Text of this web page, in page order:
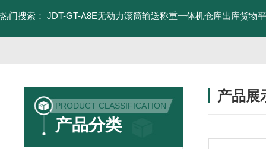
热门搜索： JDT-GT-A8E无动力滚筒输送称重一体机仓库出库货物
PRODUCT CLASSIFICATION
产品分类
产品展